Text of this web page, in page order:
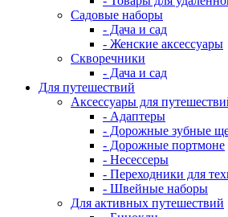
Садовые наборы
- Дача и сад
- Женские аксессуары
Скворечники
- Дача и сад
Для путешествий
Аксессуары для
- Адаптеры
- Дорожные зубные
- Дорожные портмоне
- Несессеры
- Переходники для
- Швейные наборы
Для активных путешествий